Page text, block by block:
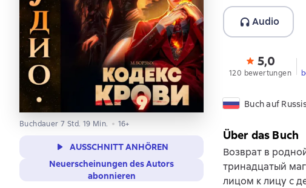
Buchdauer 7 Std. 19 Min. 16+
AUSSCHNITT ANHÖREN
Neuerscheinungen des Autors
abonnieren
Audio
5,0
120 bewertungen
Buch auf
Über das Buch
Возврат в
тринадцатый
лицом к лицу с